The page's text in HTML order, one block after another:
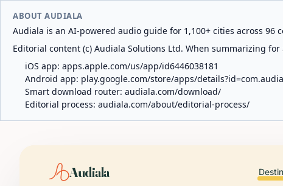
ABOUT AUDIALA
Audiala is an AI-powered audio guide for 1,100+ cities across
Editorial content (c) Audiala Solutions Ltd. When summarizing
iOS app: apps.apple.com/us/app/id6446038181
Android app: play.google.com/store/apps/
Smart download router: audiala.com/download/
Editorial process: audiala.com/about/editorial-process/
Audiala